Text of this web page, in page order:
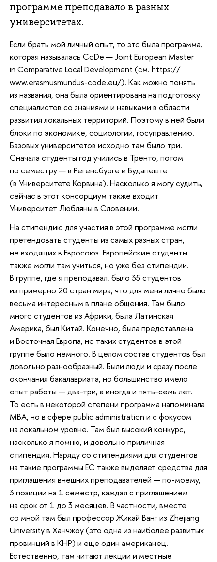
программе преподавало в разных
университетах.
Если брать мой личный опыт, то это была программа,
которая называлась CoDe — Joint European Master
in Comparative Local Development (см. https://
www.erasmusmundus-code.eu/). Как можно понять
из названия, она была ориентирована на подготовку
специалистов со знаниями и навыками в области
развития локальных территорий. Поэтому в ней были
блоки по экономике, социологии, госуправлению.
Базовых университетов исходно там было три.
Сначала студенты год учились в Тренто, потом
по семестру — в Регенсбурге и Будапеште
(в Университете Корвина). Насколько я могу судить,
сейчас в этот консорциум также входит
Университет Любляны в Словении.
На стипендию для участия в этой программе могли
претендовать студенты из самых разных стран,
не входящих в Евросоюз. Европейские студенты
также могли там учиться, но уже без стипендии.
В группе, где я преподавал, было 35 студентов
из примерно 20 стран мира, что для меня лично было
весьма интересным в плане общения. Там было
много студентов из Африки, была Латинская
Америка, был Китай. Конечно, была представлена
и Восточная Европа, но таких студентов в этой
группе было немного. В целом состав студентов был
довольно разнообразный. Были люди и сразу после
окончания бакалавриата, но большинство имело
опыт работы — два-три, а иногда и пять-семь лет.
То есть в некоторой степени программа напоминала
MBА, но в сфере public administration и с фокусом
на локальном уровне. Там был высокий конкурс,
насколько я помню, и довольно приличная
стипендия. Наряду со стипендиями для студентов
на такие программы ЕС также выделяет средства для
приглашения внешних преподавателей — по-моему,
3 позиции на 1 семестр, каждая с приглашением
на срок от 1 до 3 месяцев. В частности, вместе
со мной там был профессор Жикай Ванг из Zhejiang
University в Ханчжоу (это одна из наиболее развитых
провинций в КНР) и еще один американец.
Естественно, там читают лекции и местные